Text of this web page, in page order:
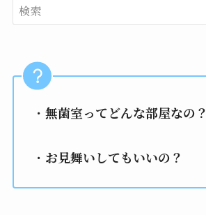
・ 無菌室ってどんな部屋なの？
・ お見舞いしてもいいの？